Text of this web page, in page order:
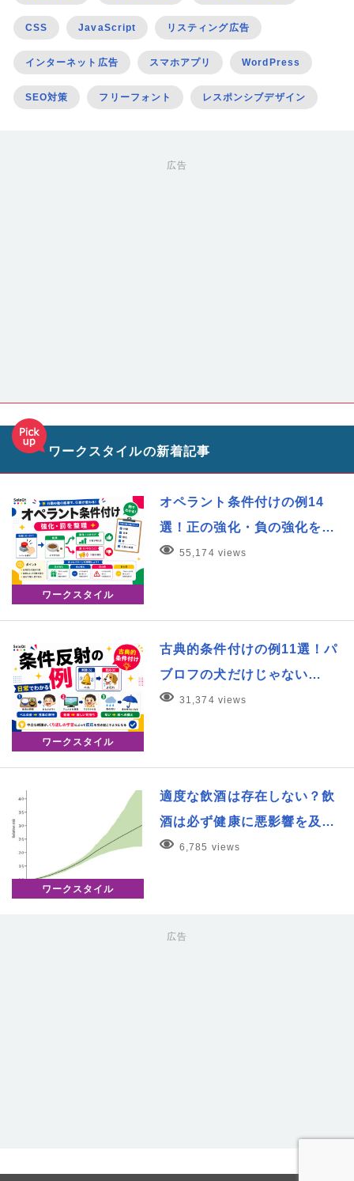
CSS JavaScript リスティング広告
インターネット広告 スマホアプリ WordPress
SEO対策 フリーフォント レスポンシブデザイン
広告
ワークスタイルの新着記事
ワークスタイル
オペラント条件付けの例14
選！正の強化・負の強化を…
55,174 views
ワークスタイル
古典的条件付けの例11選！パ
ブロフの犬だけじゃない…
31,374 views
ワークスタイル
適度な飲酒は存在しない？飲
酒は必ず健康に悪影響を及…
6,785 views
広告